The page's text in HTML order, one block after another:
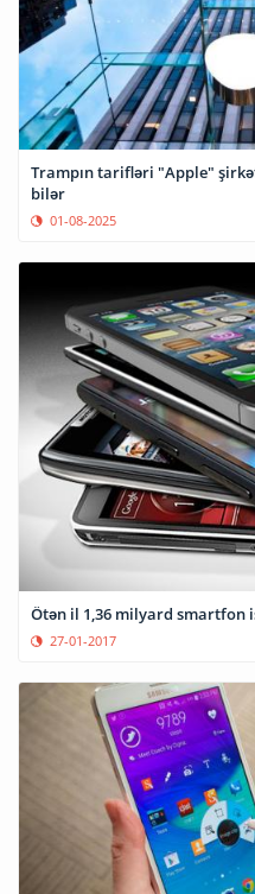
Trampın tarifləri "Apple"
bilər
01-08-2025
Ötən il 1,36 milyard smartfon
27-01-2017